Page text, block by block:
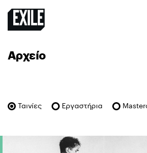
Αρχείο
Ταινίες Εργαστήρια